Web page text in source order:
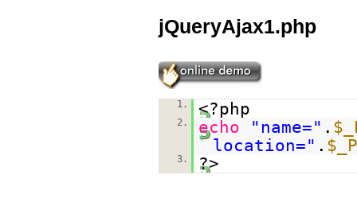
jQueryAjax1.php
1. <?php
2. echo "name=" .
location=" .
3. ?>